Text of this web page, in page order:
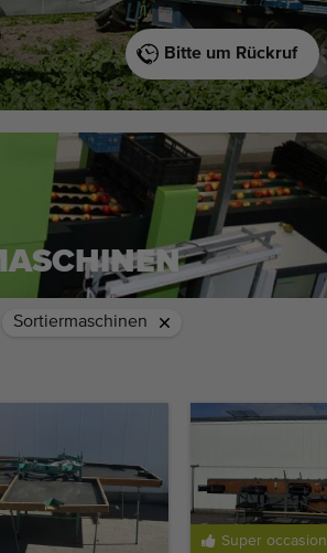
Bitte um Rückruf
Sortiermaschinen
Super occasion